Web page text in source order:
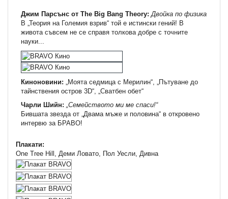
Джим Парсънс от The Big Bang Theory: Двойка по физика
В „Теория на Големия взрив“ той е истински гений! В
живота съвсем не се справя толкова добре с точните
науки...
Киноновини: „Моята седмица с Мерилин“, „Пътуване до
тайнствения остров 3D“, „Сватбен обет“
Чарли Шийн: „Семейството ми ме спаси!“
Бившата звезда от „Двама мъже и половина“ в откровено
интервю за БРАВО!
Плакати:
One Tree Hill , Деми Ловато, Пол Уесли, Дивна